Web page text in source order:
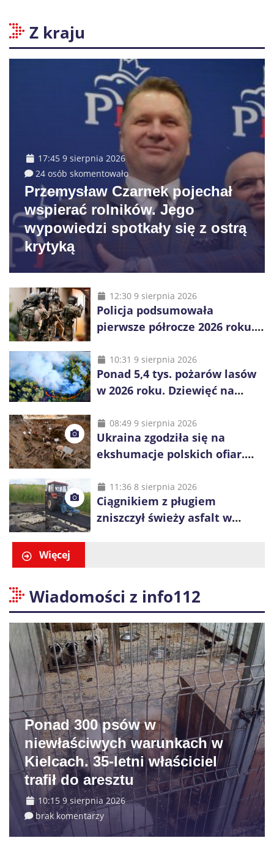
Z kraju
17:45 9 sierpnia 2026
24 osób skomentowało
Przemysław Czarnek pojechał
wspierać rolników. Jego
wypowiedzi spotkały się z ostrą
krytyką
12:30 9 sierpnia 2026
Policja podsumowała
pierwsze półrocze 2026 roku.
zabezpieczonych narkotyków
10:31 9 sierpnia 2026
Ponad 5,4 tys. pożarów lasów
w 2026 roku. Dziewięć na
08:49 9 sierpnia 2026
Ukraina zgodziła się na
ekshumacje polskich ofiar.
i Ugły
11:36 8 sierpnia 2026
Ciągnikiem z pługiem
zniszczył świeży asfalt w
Więcej
Wiadomości z info112
Ponad 300 psów w
niewłaściwych warunkach w
Kielcach. 35-letni właściciel
trafił do aresztu
10:15 9 sierpnia 2026
brak komentarzy